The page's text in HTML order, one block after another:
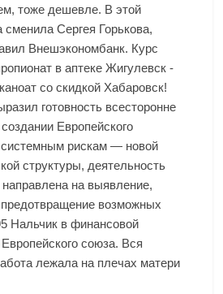
тоже дешевле. В этой
сменила Сергея Горькова,
Внешэкономбанк. Курс
в аптеке Жигулевск -
со скидкой Хабаровск!
готовность всесторонне
Европейского
рискам — новой
структуры, деятельность
направлена на выявление,
предотвращение возможных
Нальчик в финансовой
союза. Вся
лежала на плечах матери